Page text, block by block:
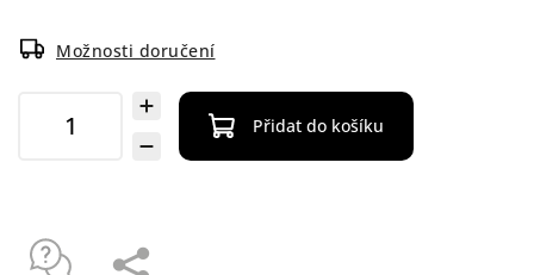
Možnosti doručení
Přidat do košíku